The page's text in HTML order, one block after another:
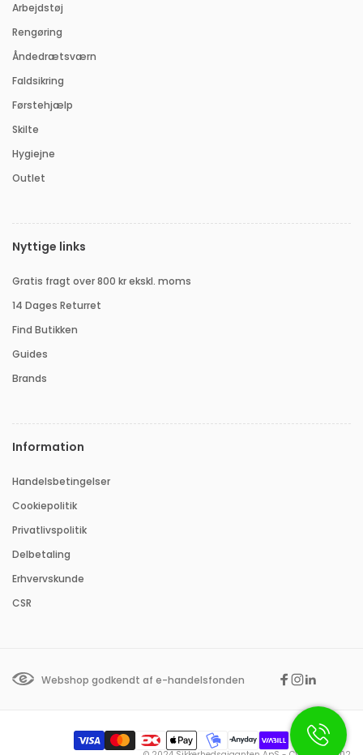
Arbejdstøj
Rengøring
Åndedrætsværn
Faldsikring
Førstehjælp
Skilte
Hygiejne
Outlet
Nyttige links
Gratis fragt over 800 kr ekskl. moms
14 Dages Returret
Find Butikken
Guides
Brands
Information
Handelsbetingelser
Cookiepolitik
Privatlivspolitik
Delbetaling
Erhvervskunde
CSR
Webshop godkendt af e-handelsfonden Facebook
Instagram
Linkedin
Betalingsmetoder